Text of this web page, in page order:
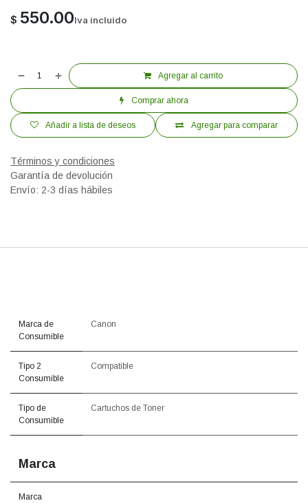
$ 550.00Iva incluido
Agregar al carrito
Comprar ahora
Agregar para comparar
Añadir a lista de deseos
Términos y condiciones
Garantía de devolución
Envío: 2-3 días hábiles
Marca de
Consumible
Canon
Tipo 2
Consumible
Compatible
Tipo de
Consumible
Cartuchos de Toner
Marca
Marca